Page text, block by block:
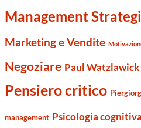
Management
Marketing e Vendite
Negoziare Paul Watzlawick
Pensiero critico
management Psicologia cognitiva